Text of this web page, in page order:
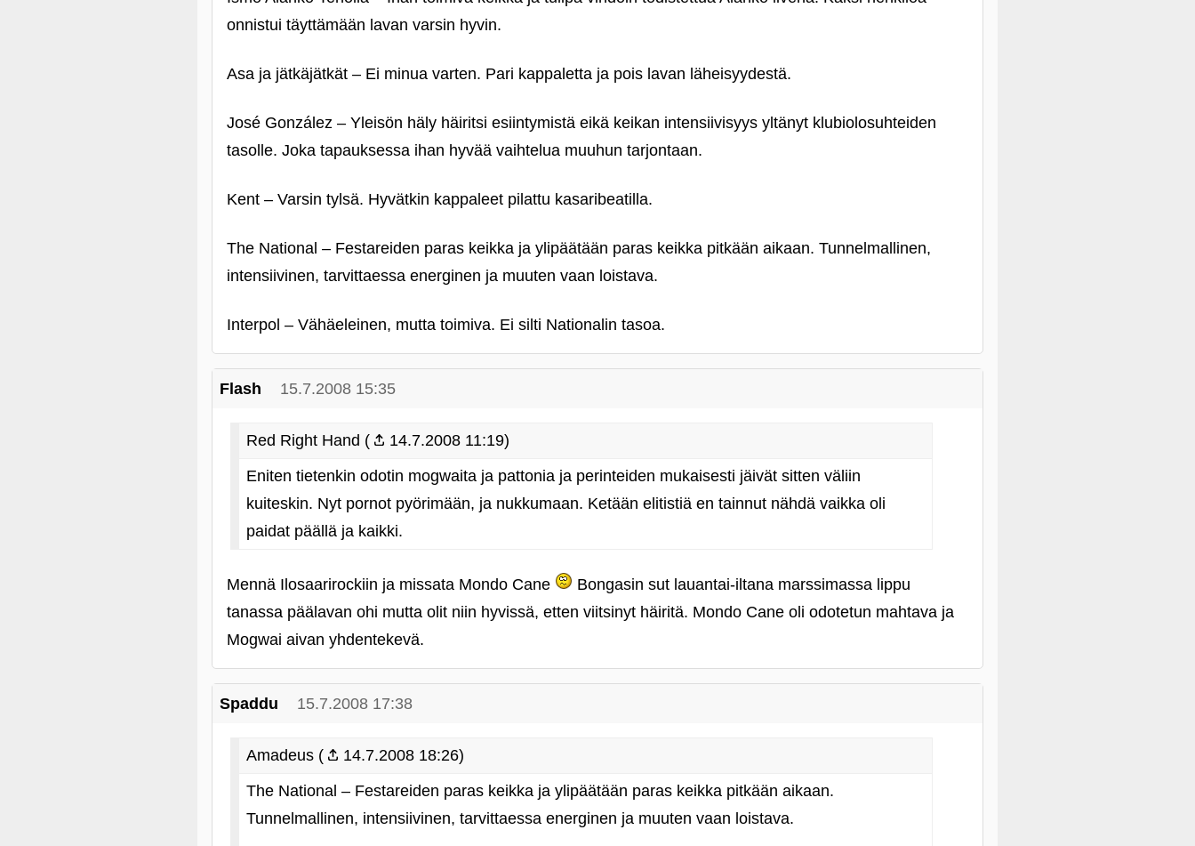
onnistui täyttämään lavan varsin hyvin.
Asa ja jätkäjätkät – Ei minua varten. Pari kappaletta ja pois lavan läheisyydestä.
José González – Yleisön häly häiritsi esiintymistä eikä keikan intensiivisyys yltänyt klubiolosuhteiden
tasolle. Joka tapauksessa ihan hyvää vaihtelua muuhun tarjontaan.
Kent – Varsin tylsä. Hyvätkin kappaleet pilattu kasaribeatilla.
The National – Festareiden paras keikka ja ylipäätään paras keikka pitkään aikaan. Tunnelmallinen,
intensiivinen, tarvittaessa energinen ja muuten vaan loistava.
Interpol – Vähäeleinen, mutta toimiva. Ei silti Nationalin tasoa.
Flash 15.7.2008 15:35
Red Right Hand (
14.7.2008 11:19)
Eniten tietenkin odotin mogwaita ja pattonia ja perinteiden mukaisesti jäivät sitten väliin
kuiteskin. Nyt pornot pyörimään, ja nukkumaan. Ketään elitistiä en tainnut nähdä vaikka oli
paidat päällä ja kaikki.
Mennä Ilosaarirockiin ja missata Mondo Cane
Bongasin sut lauantai-iltana marssimassa lippu
tanassa päälavan ohi mutta olit niin hyvissä, etten viitsinyt häiritä. Mondo Cane oli odotetun mahtava ja
Mogwai aivan yhdentekevä.
Spaddu 15.7.2008 17:38
Amadeus (
14.7.2008 18:26)
The National – Festareiden paras keikka ja ylipäätään paras keikka pitkään aikaan.
Tunnelmallinen, intensiivinen, tarvittaessa energinen ja muuten vaan loistava.